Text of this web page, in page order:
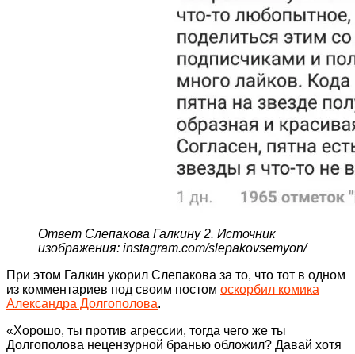
Ответ Слепакова Галкину 2. Источник
изображения: instagram.com/slepakovsemyon/
При этом Галкин укорил Слепакова за то, что тот в одном
из комментариев под своим постом оскорбил комика
Александра Долгополова.
«Хорошо, ты против агрессии, тогда чего же ты
Долгополова нецензурной бранью обложил? Давай хотя